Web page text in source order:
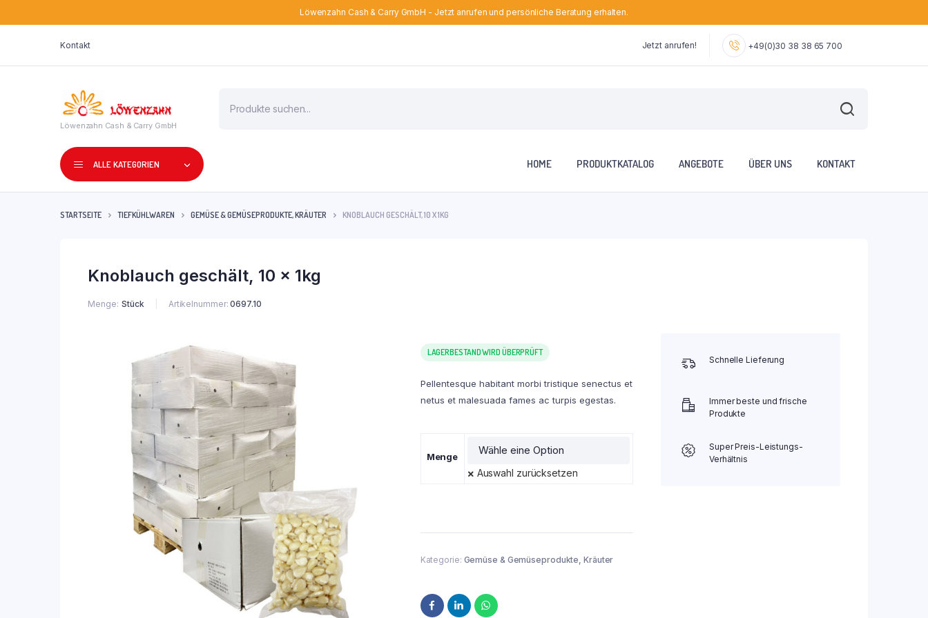
Löwenzahn Cash & Carry GmbH - Jetzt anrufen und persönliche Beratung erhalten.
Kontakt Jetzt anrufen! +49(0)30 38 38 65 700
Löwenzahn Cash & Carry GmbH
search
ALLE KATEGORIEN HOME PRODUKTKATALOG ANGEBOTE ÜBER UNS KONTAKT
STARTSEITE TIEFKÜHLWAREN GEMÜSE & GEMÜSEPRODUKTE, KRÄUTER KNOBLAUCH GESCHÄLT, 10 X 1KG
Knoblauch geschält, 10 x 1kg
Menge Stück Artikelnummer: 0697.10
LAGERBESTAND WIRD ÜBERPRÜFT
Pellentesque habitant morbi tristique senectus et
netus et malesuada fames ac turpis egestas.
Menge
Auswahl zurücksetzen
Kategorie: Gemüse & Gemüseprodukte, Kräuter
Schnelle Lieferung
Immer beste und frische
Produkte
Super Preis-Leistungs-
Verhältnis